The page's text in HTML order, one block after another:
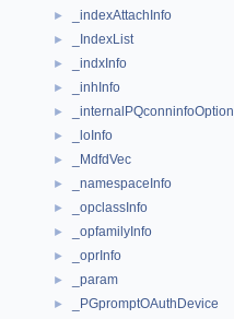
► _indexAttachInfo
► _IndexList
► _indxInfo
► _inhInfo
► _internalPQconninfoOption
► _loInfo
► _MdfdVec
► _namespaceInfo
► _opclassInfo
► _opfamilyInfo
► _oprInfo
► _param
► _PGpromptOAuthDevice